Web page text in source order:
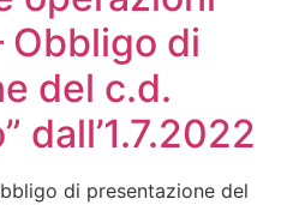
Obbligo di
del c.d.
dall’1.7.2022
di presentazione del